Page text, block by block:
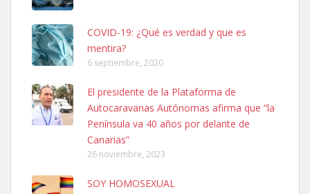
Ninfa perdida
El día 5 se los perdió una ninfa papillera, asustada tiene miedo a la
calle, se perdió por la zon...
Leales.org » Gran Canaria
6.7.2025
COVID-19: ¿Qué es verdad y que es
mentira?
6 septiembre, 2020
El presidente de la Plataforma de
Autocaravanas Autónomas afirma que “la
Península va 40 años por delante de
Canarias”
26 noviembre, 2023
SOY HOMOSEXUAL